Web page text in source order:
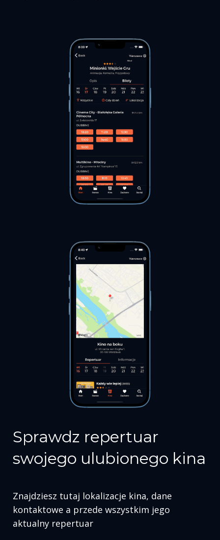
Sprawdz repertuar
swojego ulubionego kina
Znajdziesz tutaj lokalizacje kina, dane
kontaktowe a przede wszystkim jego
aktualny repertuar